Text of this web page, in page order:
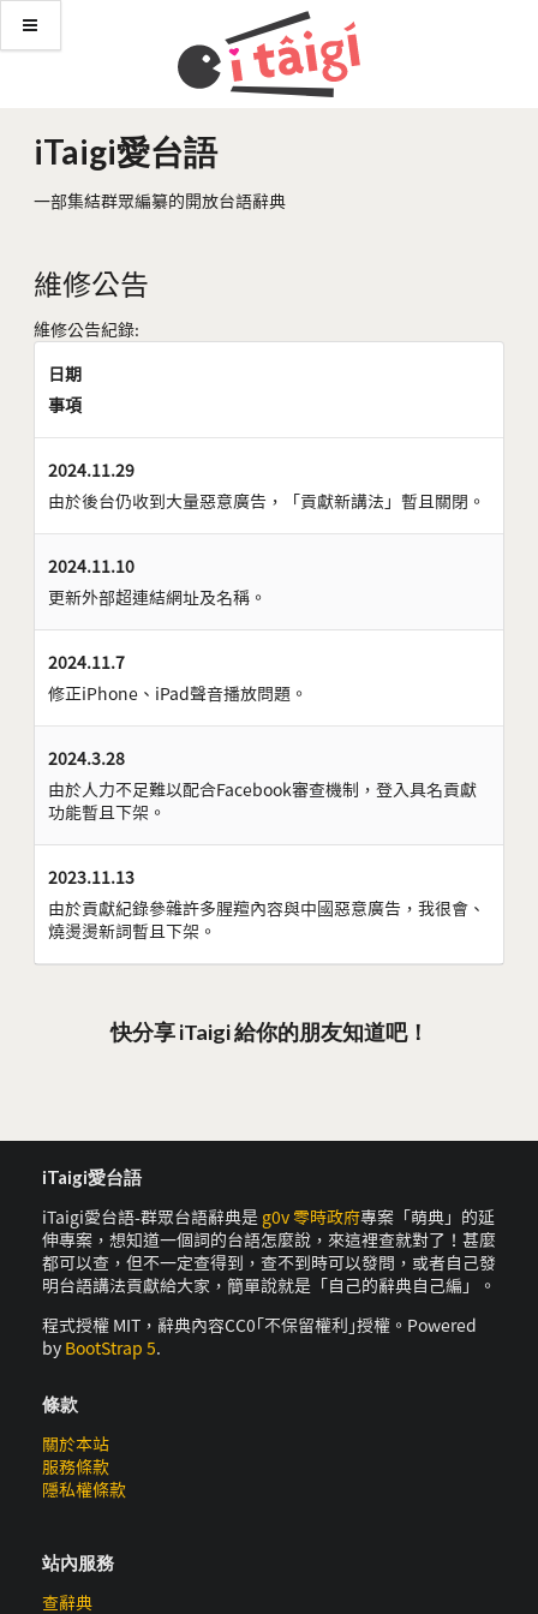
iTaigi愛台語
一部集結群眾編纂的開放台語辭典
維修公告
維修公告紀錄:
日期
事項
2024.11.29
由於後台仍收到大量惡意廣告，「貢獻新講法」暫且關閉。
2024.11.10
更新外部超連結網址及名稱。
2024.11.7
修正iPhone、iPad聲音播放問題。
2024.3.28
由於人力不足難以配合Facebook審查機制，登入具名貢獻
功能暫且下架。
2023.11.13
由於貢獻紀錄參雜許多腥羶內容與中國惡意廣告，我很會、
燒燙燙新詞暫且下架。
快分享 iTaigi 給你的朋友知道吧！
iTaigi愛台語
iTaigi愛台語-群眾台語辭典是 g0v 零時政府專案「萌典」的延
伸專案，想知道一個詞的台語怎麼說，來這裡查就對了！甚麼
都可以查，但不一定查得到，查不到時可以發問，或者自己發
明台語講法貢獻給大家，簡單說就是「自己的辭典自己編」。
程式授權 MIT，辭典內容CC0｢不保留權利｣授權。Powered
by BootStrap 5.
條款
關於本站
服務條款
隱私權條款
站內服務
查辭典